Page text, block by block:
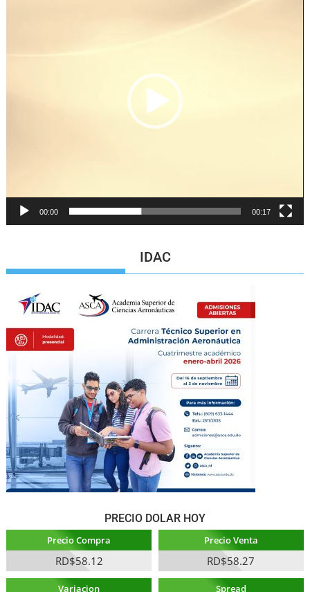
00:00 00:17
IDAC
PRECIO DOLAR HOY
Precio Compra
RD$58.12
Precio Venta
RD$58.27
Variacion Spread